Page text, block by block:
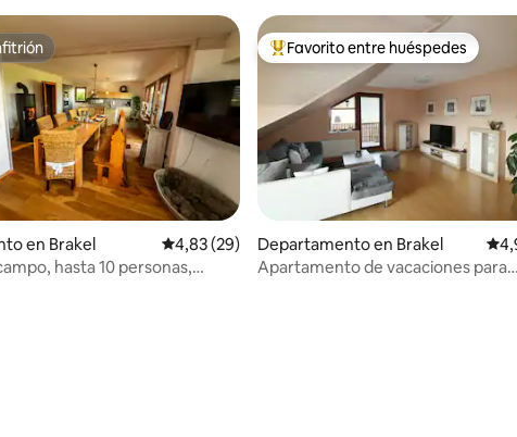
de 5. 92 evaluaciones
en Brakel Calificación promedio: 4,83 de 5. 29
4,83 (29)
hasta 10 personas,
Favorito entre los huéspedes más
Favorito entre huéspedes
Departamento en Brakel
Apartamento de vacaciones para